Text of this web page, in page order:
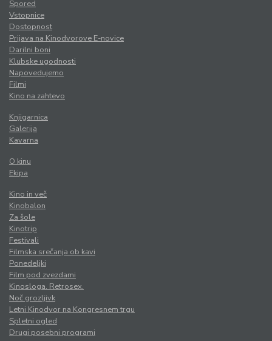
Spored
Vstopnice
Dostopnost
Prijava na Kinodvorove E-novice
Darilni boni
Klubske ugodnosti
Napovedujemo
Filmi
Kino na zahtevo
Knjigarnica
Galerija
Kavarna
O kinu
Ekipa
Kino in več
Kinobalon
Za šole
Kinotrip
Festivali
Filmska srečanja ob kavi
Ponedeljki
Film pod zvezdami
Kinosloga. Retrosex.
Noč grozljivk
Letni Kinodvor na Kongresnem trgu
Spletni ogled
Drugi posebni programi